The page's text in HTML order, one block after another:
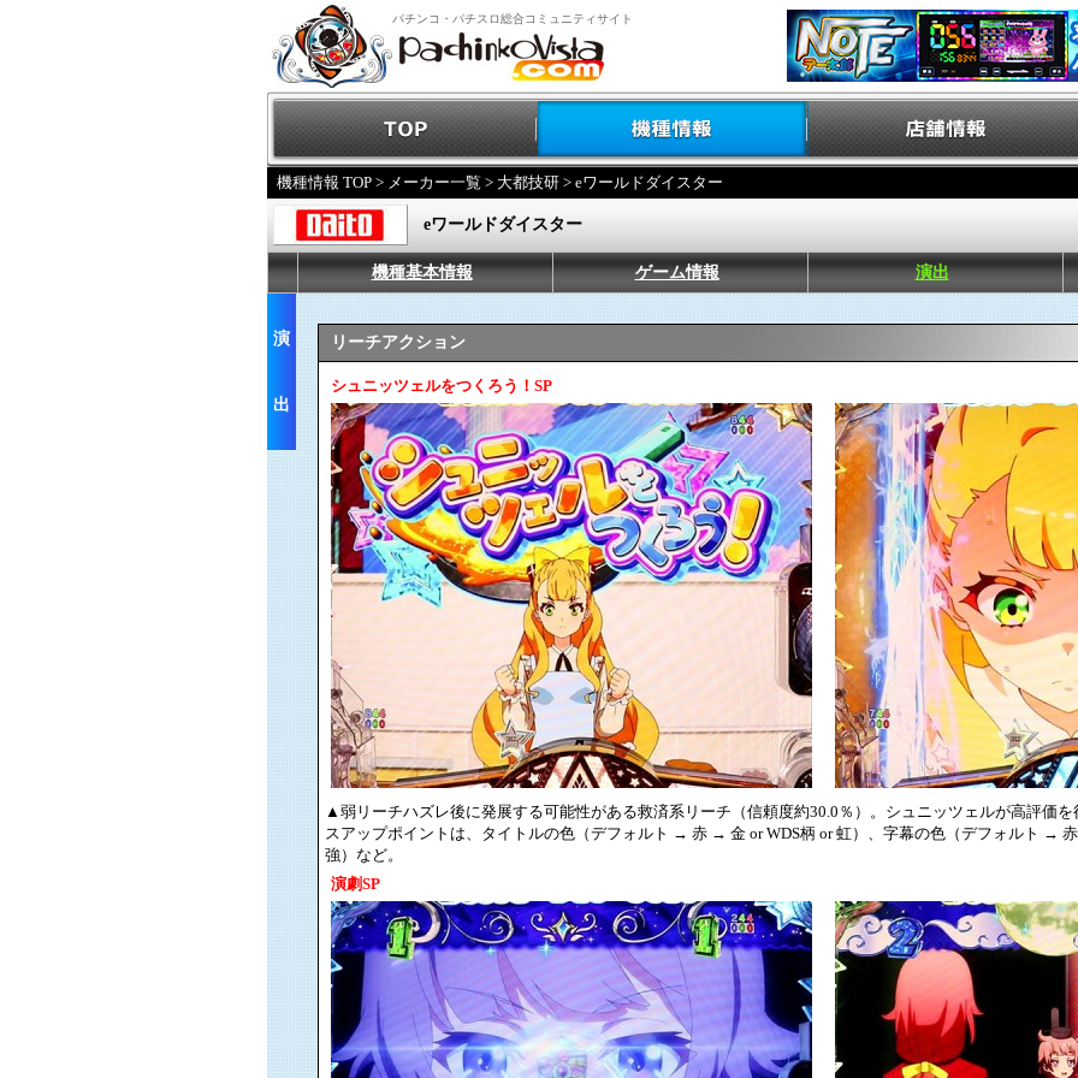
パチンコ・パチスロ総合コミュニティサイト
機種情報 TOP > メーカー一覧 > 大都技研 > eワールドダイスター
eワールドダイスター
機種基本情報 ゲーム情報 演出
演
出
リーチアクション
シュニッツェルをつくろう！SP
▲弱リーチハズレ後に発展する可能性がある救済系リーチ（信頼度約30.0％）。シュニッツェルが高評価
スアップポイントは、タイトルの色（デフォルト → 赤 → 金 or WDS柄 or 虹）、字幕の色（デフォルト →
強）など。
演劇SP